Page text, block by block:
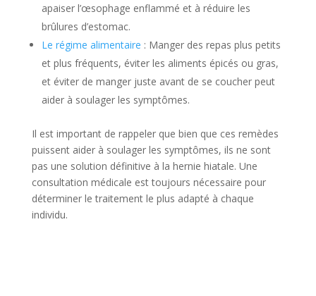
apaiser l’œsophage enflammé et à réduire les
brûlures d’estomac.
Le régime alimentaire : Manger des repas plus petits
et plus fréquents, éviter les aliments épicés ou gras,
et éviter de manger juste avant de se coucher peut
aider à soulager les symptômes.
Il est important de rappeler que bien que ces remèdes
puissent aider à soulager les symptômes, ils ne sont
pas une solution définitive à la hernie hiatale. Une
consultation médicale est toujours nécessaire pour
déterminer le traitement le plus adapté à chaque
individu.